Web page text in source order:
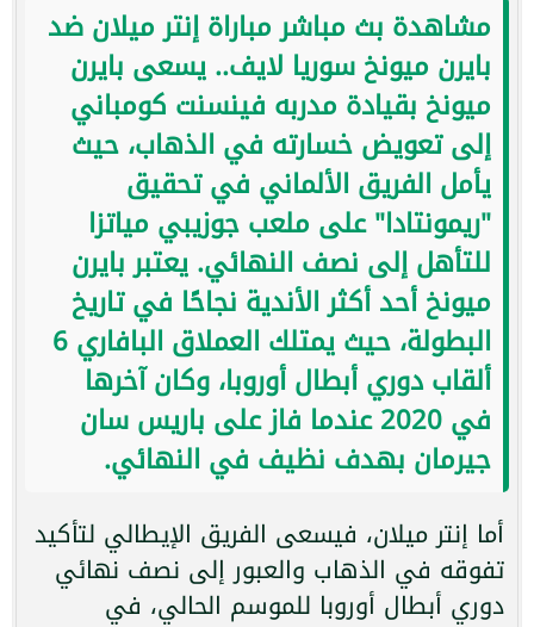
مشاهدة بث مباشر مباراة إنتر ميلان ضد
بايرن ميونخ سوريا لايف.. يسعى بايرن
ميونخ بقيادة مدربه فينسنت كومباني
إلى تعويض خسارته في الذهاب، حيث
يأمل الفريق الألماني في تحقيق
"ريمونتادا" على ملعب جوزيبي مياتزا
للتأهل إلى نصف النهائي. يعتبر بايرن
ميونخ أحد أكثر الأندية نجاحًا في تاريخ
البطولة، حيث يمتلك العملاق البافاري 6
ألقاب دوري أبطال أوروبا، وكان آخرها
في 2020 عندما فاز على باريس سان
جيرمان بهدف نظيف في النهائي.
أما إنتر ميلان، فيسعى الفريق الإيطالي لتأكيد
تفوقه في الذهاب والعبور إلى نصف نهائي
دوري أبطال أوروبا للموسم الحالي، في